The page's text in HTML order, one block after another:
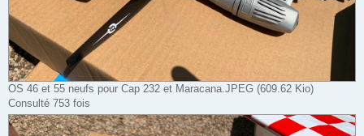
OS 46 et 55 neufs pour Cap 232 et Maracana.JPEG (609.62 Kio)
Consulté 753 fois